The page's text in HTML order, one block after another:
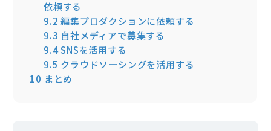
依頼する
9.2 編集プロダクションに依頼する
9.3 自社メディアで募集する
9.4SNSを活用する
9.5 クラウドソーシングを活用する
10 まとめ